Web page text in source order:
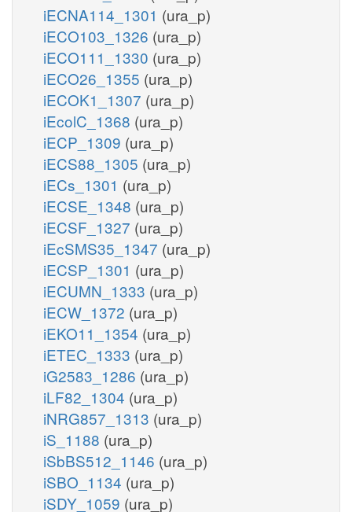
iECNA114_1301 (ura_p)
iECO103_1326 (ura_p)
iECO111_1330 (ura_p)
iECO26_1355 (ura_p)
iECOK1_1307 (ura_p)
iEcolC_1368 (ura_p)
iECP_1309 (ura_p)
iECS88_1305 (ura_p)
iECs_1301 (ura_p)
iECSE_1348 (ura_p)
iECSF_1327 (ura_p)
iEcSMS35_1347 (ura_p)
iECSP_1301 (ura_p)
iECUMN_1333 (ura_p)
iECW_1372 (ura_p)
iEKO11_1354 (ura_p)
iETEC_1333 (ura_p)
iG2583_1286 (ura_p)
iLF82_1304 (ura_p)
iNRG857_1313 (ura_p)
iS_1188 (ura_p)
iSbBS512_1146 (ura_p)
iSBO_1134 (ura_p)
iSDY_1059 (ura_p)